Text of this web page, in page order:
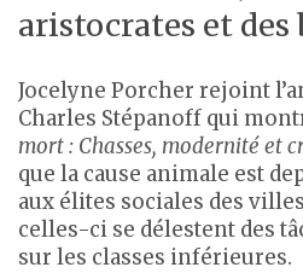
aristocrates et des
Jocelyne Porcher rejoint
Charles Stépanoff qui
mort : Chasses, modernité et
que la cause animale est
aux élites sociales des
celles-ci se délestent des
sur les classes inférieures.